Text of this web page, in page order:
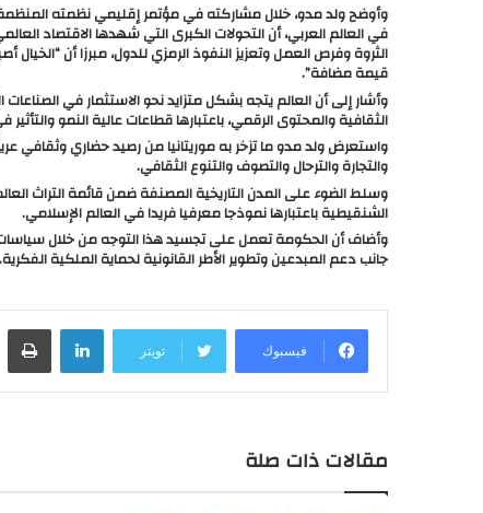
وأوضح ولد مدو، خلال مشاركته في مؤتمر إقليمي نظمته المنظمة
في العالم العربي، أن التحولات الكبرى التي شهدها الاقتصاد
الثروة وفرص العمل وتعزيز النفوذ الرمزي للدول، مبرزا أن “الخيال
قيمة مضافة”.
وأشار إلى أن العالم يتجه بشكل متزايد نحو الاستثمار في
الثقافية والمحتوى الرقمي، باعتبارها قطاعات عالية النمو والتأثير
واستعرض ولد مدو ما تزخر به موريتانيا من رصيد حضاري وثقافي
والتجارة والترحال والتصوف والتنوع الثقافي.
وسلط الضوء على المدن التاريخية المصنفة ضمن قائمة التراث
الشنقيطية باعتبارها نموذجا معرفيا فريدا في العالم الإسلامي.
وأضاف أن الحكومة تعمل على تجسيد هذا التوجه من خلال سياسات
جانب دعم المبدعين وتطوير الأطر القانونية لحماية الملكية الفكرية.
فيسبوك تويتر
لينكدإن
مقالات ذات صلة